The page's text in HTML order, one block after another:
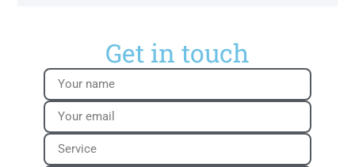
Get in touch​